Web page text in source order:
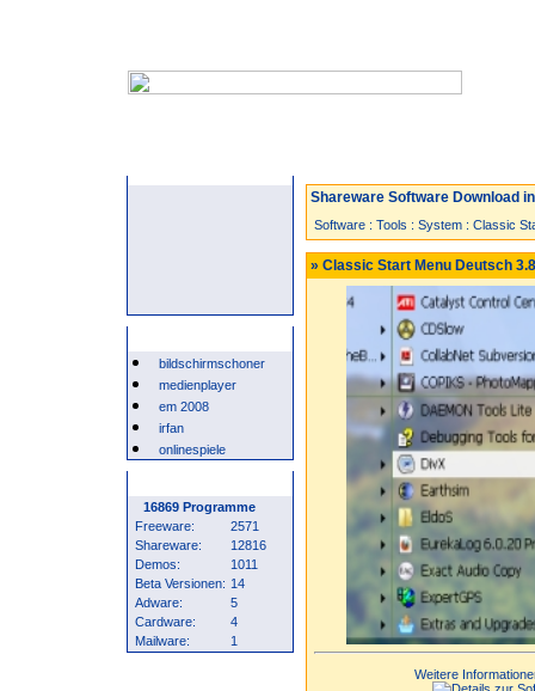
bildschirmschoner
medienplayer
em 2008
irfan
onlinespiele
16869 Programme
Freeware:
2571
Shareware:
12816
Demos:
1011
Beta Versionen: 14
Adware:
5
Cardware:
4
Mailware:
1
Shareware Software Download
Software : Tools : System : Classic
» Classic Start Menu Deutsch
Weitere